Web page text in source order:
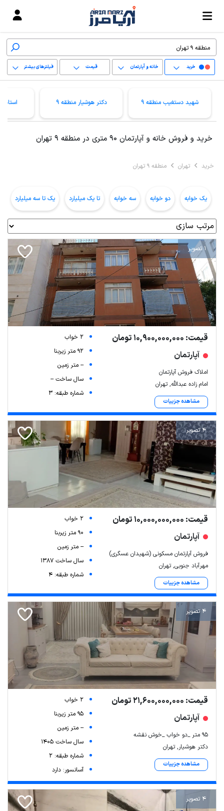
خرید خانه و آپارتمان قیمت فیلترهای بیشتر
پاک کردن محدوده
شهید دستغیب منطقه 9 دکتر هوشیار منطقه 9 استاد
خرید و فروش خانه و آپارتمان 90 متری در منطقه 9 تهران
خرید تهران منطقه 9 تهران
یک خوابه دو خوابه سه خوابه تا یک میلیارد یک تا سه میلیارد
1 تصویر
قیمت: 10,900,000,000 تومان
آپارتمان
املاک فروش آپارتمان
امام زاده عبدالله, تهران
مشاهده جزییات
2 خواب
92 متر زیربنا
-- متر زمین
سال ساخت --
شماره طبقه: 3
4 تصویر
قیمت: 10,000,000,000 تومان
آپارتمان
فروش آپارتمان مسکونی (شهیدان عسگری)
مهرآباد جنوبی, تهران
مشاهده جزییات
2 خواب
90 متر زیربنا
-- متر زمین
سال ساخت 1387
شماره طبقه: 4
4 تصویر
قیمت: 21,600,000,000 تومان
آپارتمان
95 متر _دو خواب _خوش نقشه
دکتر هوشیار, تهران
مشاهده جزییات
2 خواب
95 متر زیربنا
-- متر زمین
سال ساخت 1405
شماره طبقه: 2
آسانسور: دارد
4 تصویر